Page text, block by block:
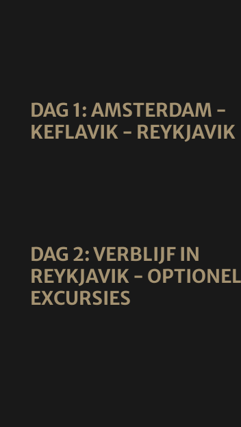
DAG 1: AMSTERDAM -
KEFLAVIK - REYKJAVIK
DAG 2: VERBLIJF IN
REYKJAVIK -
EXCURSIES